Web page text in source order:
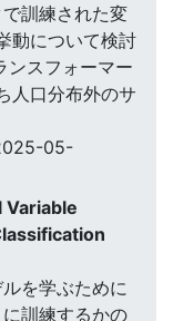
訓練された変
動について検討
ンスフォーマー
人口分布外のサ
05-
を学ぶために
訓練するかの